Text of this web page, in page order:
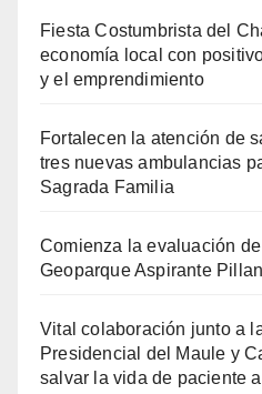
Fiesta Costumbrista del
economía local con
y el emprendimiento
Fortalecen la atención de
tres nuevas ambulancias
Sagrada Familia
Comienza la evaluación
Geoparque Aspirante
Vital colaboración junto a
Presidencial del Maule y
salvar la vida de paciente